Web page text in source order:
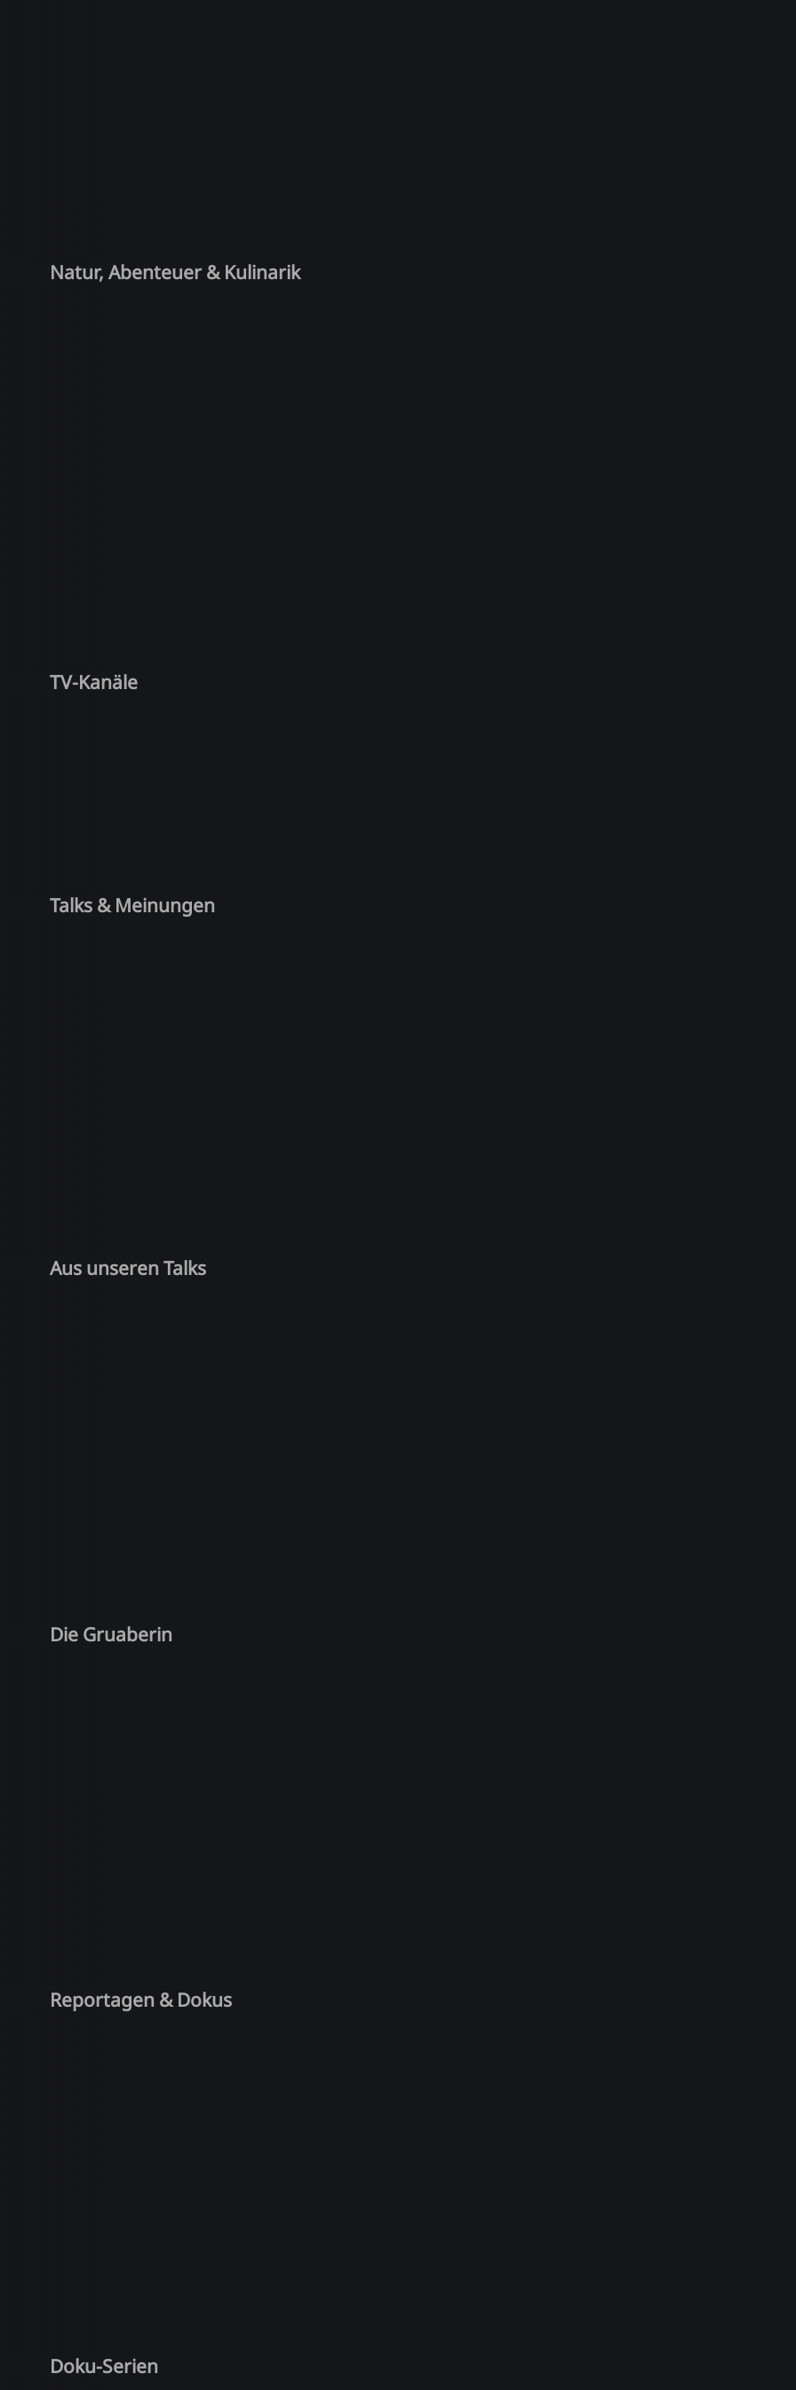
Natur, Abenteuer & Kulinarik
TV-Kanäle
Talks & Meinungen
Aus unseren Talks
Die Gruaberin
Reportagen & Dokus
Doku-Serien